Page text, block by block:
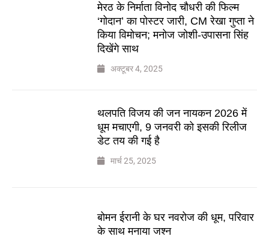
मेरठ के निर्माता विनोद चौधरी की फिल्म
‘गोदान’ का पोस्टर जारी, CM रेखा गुप्ता ने
किया विमोचन; मनोज जोशी-उपासना सिंह
दिखेंगे साथ
अक्टूबर 4, 2025
थलपति विजय की जन नायकन 2026 में
धूम मचाएगी, 9 जनवरी को इसकी रिलीज
डेट तय की गई है
मार्च 25, 2025
बोमन ईरानी के घर नवरोज की धूम, परिवार
के साथ मनाया जश्न